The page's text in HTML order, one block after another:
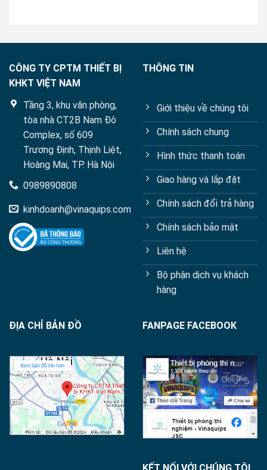
CÔNG TY CPTM THIẾT BỊ
KHKT VIỆT NAM
Tầng 3, khu văn phòng,
tòa nhà CT2B Nam Đô
Complex, số 609
Trương Định, Thịnh Liệt,
Hoàng Mai, TP. Hà Nội
0989890808
kinhdoanh@vinaquips.com
THÔNG TIN
Giới thiệu về chúng tôi
Chính sách chung
Hình thức thanh toán
Giao hàng và lắp đặt
Chính sách đổi trả hàng
Chính sách bảo mật
Liên hệ
Bộ phận dịch vụ khách
hàng
ĐỊA CHỈ BẢN ĐỒ FANPAGE FACEBOOK
KẾT NỐI VỚI CHÚNG TÔI